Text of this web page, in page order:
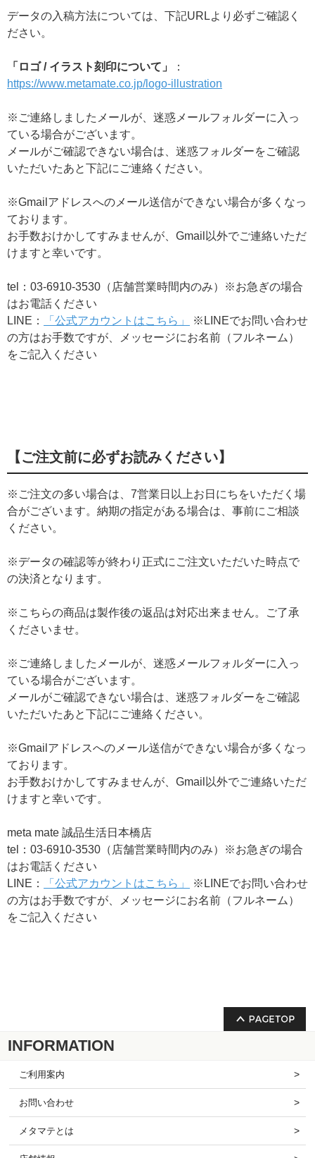
データの入稿方法については、下記URLより必ずご確認く
ださい。
「ロゴ / イラスト刻印について」
：
https://www.metamate.co.jp/logo-illustration
※ご連絡しましたメールが、迷惑メールフォルダーに入っ
ている場合がございます。
メールがご確認できない場合は、迷惑フォルダーをご確認
いただいたあと下記にご連絡ください。
※Gmailアドレスへのメール送信ができない場合が多くなっ
ております。
お手数おけかしてすみませんが、Gmail以外でご連絡いただ
けますと幸いです。
tel：03-6910-3530（店舗営業時間内のみ）※お急ぎの場合
はお電話ください
LINE：
「公式アカウントはこちら」
※LINEでお問い合わせ
の方はお手数ですが、​メッセージにお名前（フルネーム）
をご記入ください
【ご注文前に必ずお読みください】
※ご注文の多い場合は、7営業日以上お日にちをいただく場
合がございます。納期の指定がある場合は、事前にご相談
ください。
※データの確認等が終わり正式にご注文いただいた時点で
の決済となります。
※こちらの商品は製作後の返品は対応出来ません。ご了承
くださいませ。
※ご連絡しましたメールが、迷惑メールフォルダーに入っ
ている場合がございます。
メールがご確認できない場合は、迷惑フォルダーをご確認
いただいたあと下記にご連絡ください。
※Gmailアドレスへのメール送信ができない場合が多くなっ
ております。
お手数おけかしてすみませんが、Gmail以外でご連絡いただ
けますと幸いです。
meta mate 誠品生活日本橋店
tel：03-6910-3530（店舗営業時間内のみ）※お急ぎの場合
はお電話ください
LINE：
「公式アカウントはこちら」
※LINEでお問い合わせ
の方はお手数ですが、​メッセージにお名前（フルネーム）
をご記入ください
INFORMATION
ご利用案内
お問い合わせ
メタマテとは